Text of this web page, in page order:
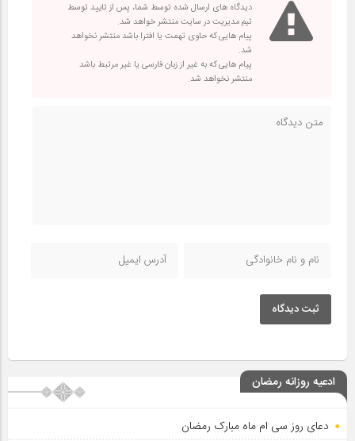
دیدگاه های ارسال شده توسط شما، پس از تایید توسط
تیم مدیریت در سایت منتشر خواهد شد.
پیام هایی که حاوی تهمت یا افترا باشد منتشر نخواهد
شد.
پیام هایی که به غیر از زبان فارسی یا غیر مرتبط باشد
منتشر نخواهد شد.
ثبت دیدگاه
ادعیه روزانه رمضان
دعای روز سی ام ماه مبارک رمضان